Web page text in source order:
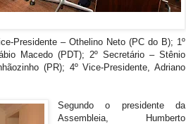
Presidente – Othelino Neto (PC do B); 1º
Macedo (PDT); 2º Secretário – Stênio
(PR); 4º Vice-Presidente, Adriano
Segundo o presidente da
Assembleia, Humberto